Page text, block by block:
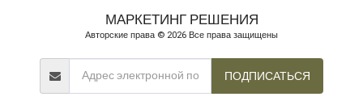
МАРКЕТИНГ РЕШЕНИЯ
Авторские права © 2026 Все права защищены
ПОДПИСАТЬСЯ